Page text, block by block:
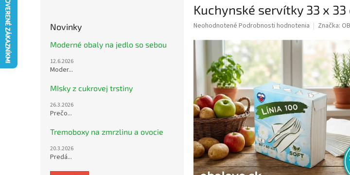
Novinky
Moderné obaly na jedlo so sebou
12.6.2026
Moder...
MIsky z cukrovej trstiny
26.3.2026
Prečo...
Tremoboxy na zmrzlinu a ovocie
20.3.2026
Predá...
Kuchynské servítky 33 x
Priemerné
z
hviezdičiek.
Neohodnotené Podrobnosti hodnotenia Značka: